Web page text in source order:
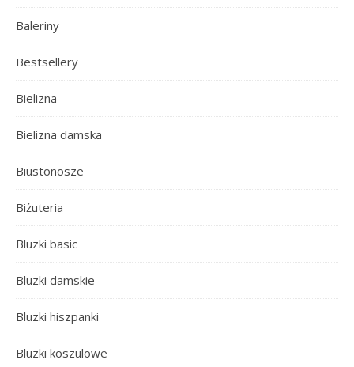
Baleriny
Bestsellery
Bielizna
Bielizna damska
Biustonosze
Biżuteria
Bluzki basic
Bluzki damskie
Bluzki hiszpanki
Bluzki koszulowe